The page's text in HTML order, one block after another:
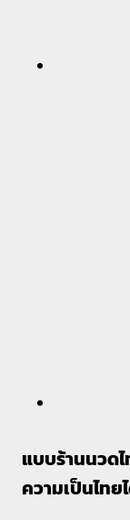
แบบร้านนวด
ความเป็นไท